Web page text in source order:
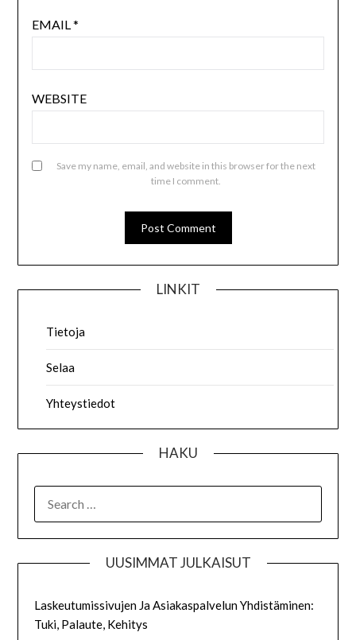
EMAIL*
WEBSITE
Save my name, email, and website in this browser for the next
time I comment.
LINKIT
Tietoja
Selaa
Yhteystiedot
HAKU
FOR:
UUSIMMAT JULKAISUT
Laskeutumissivujen Ja Asiakaspalvelun Yhdistäminen:
Tuki, Palaute, Kehitys